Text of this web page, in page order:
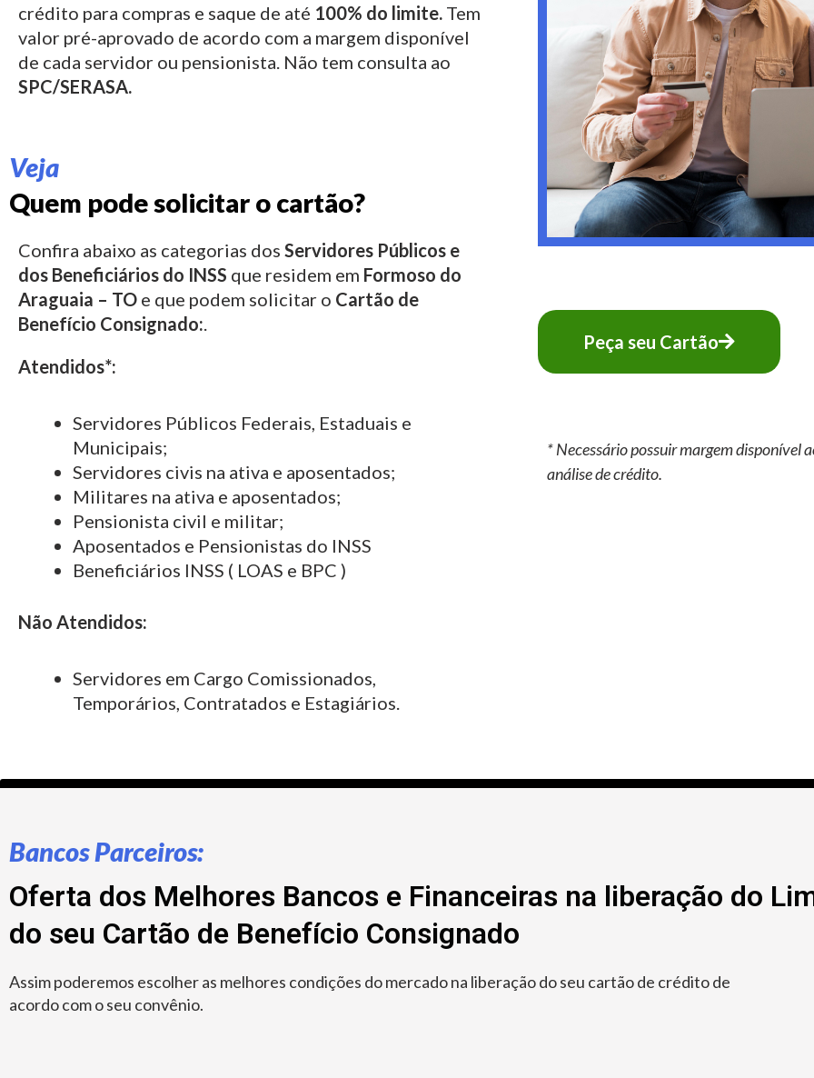
crédito para compras e saque de até 100% do limite. Tem
valor pré-aprovado de acordo com a margem disponível
de cada servidor ou pensionista. Não tem consulta ao
SPC/SERASA.
Veja
Quem pode solicitar o cartão?
Confira abaixo as categorias dos Servidores Públicos e
dos Beneficiários do INSS que residem em Formoso do
Araguaia – TO e que podem solicitar o Cartão de
Benefício Consignado:.
Atendidos*:
Servidores Públicos Federais, Estaduais e
Municipais;
Servidores civis na ativa e aposentados;
Militares na ativa e aposentados;
Pensionista civil e militar;
Aposentados e Pensionistas do INSS
Beneficiários INSS ( LOAS e BPC )
Não Atendidos:
Servidores em Cargo Comissionados,
Temporários, Contratados e Estagiários.
Peça seu Cartão
* Necessário possuir margem disponível
análise de crédito.
Bancos Parceiros:
Oferta dos Melhores Bancos e Financeiras na liberação do
do seu Cartão de Benefício Consignado
Assim poderemos escolher as melhores condições do mercado na liberação do seu cartão de crédito de
acordo com o seu convênio.